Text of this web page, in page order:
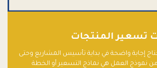
تسعير المنتجات
إجابة واضحة في بداية تأسيس المشاريع وحتى
نموذج العمل هي نماذج التسعير أو الخطة